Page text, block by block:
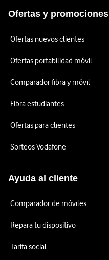
Ofertas y promociones
Ofertas nuevos clientes
Ofertas portabilidad móvil
Comparador fibra y móvil
Fibra estudiantes
Ofertas para clientes
Sorteos Vodafone
Ayuda al cliente
Comparador de móviles
Repara tu dispositivo
Tarifa social